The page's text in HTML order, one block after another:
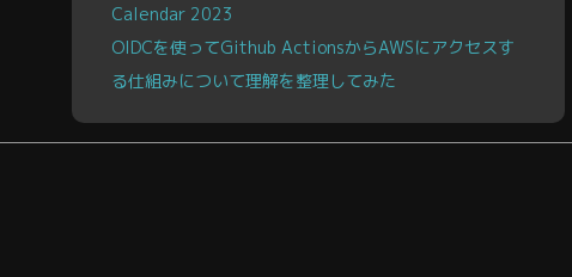
Calendar 2023
OIDCを使ってGithub ActionsからAWSにアクセスす
る仕組みについて理解を整理してみた